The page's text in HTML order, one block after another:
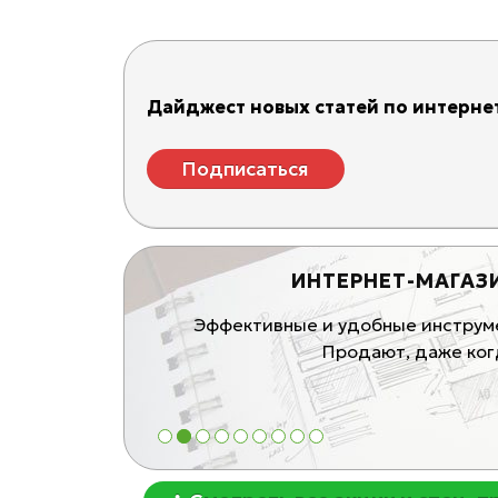
Дайджест новых статей по
Подписаться
ИНТЕРНЕТ-
Эффективные и удобные
Продают, даже